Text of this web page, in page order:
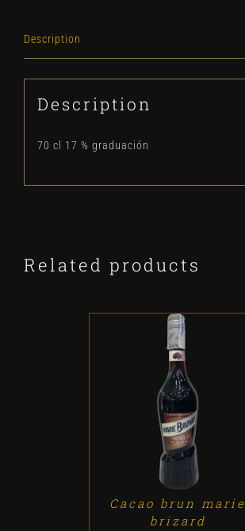
Description
Description
70 cl 17 % graduación
Related products
ADD TO CART /
Cacao brun marie
brizard